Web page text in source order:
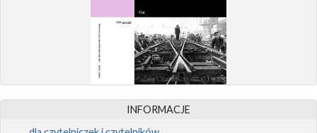
INFORMACJE